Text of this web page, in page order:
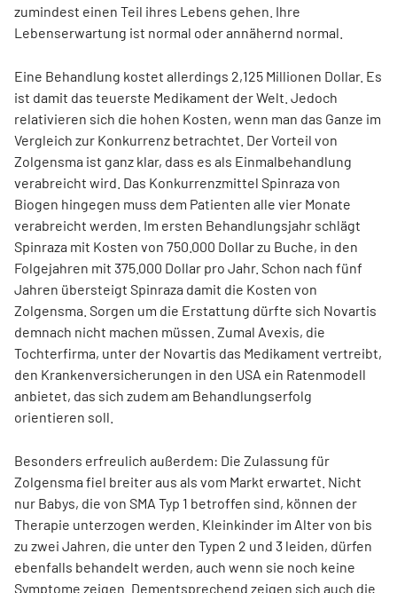
zumindest einen Teil ihres Lebens gehen. Ihre
Lebenserwartung ist normal oder annähernd normal.
Eine Behandlung kostet allerdings 2,125 Millionen Dollar. Es
ist damit das teuerste Medikament der Welt. Jedoch
relativieren sich die hohen Kosten, wenn man das Ganze im
Vergleich zur Konkurrenz betrachtet. Der Vorteil von
Zolgensma ist ganz klar, dass es als Einmalbehandlung
verabreicht wird. Das Konkurrenzmittel Spinraza von
Biogen hingegen muss dem Patienten alle vier Monate
verabreicht werden. Im ersten Behandlungsjahr schlägt
Spinraza mit Kosten von 750.000 Dollar zu Buche, in den
Folgejahren mit 375.000 Dollar pro Jahr. Schon nach fünf
Jahren übersteigt Spinraza damit die Kosten von
Zolgensma. Sorgen um die Erstattung dürfte sich Novartis
demnach nicht machen müssen. Zumal Avexis, die
Tochterfirma, unter der Novartis das Medikament vertreibt,
den Krankenversicherungen in den USA ein Ratenmodell
anbietet, das sich zudem am Be­hand­lungserfolg
orientieren soll.
Besonders erfreulich außerdem: Die Zulassung für
Zolgensma fiel breiter aus als vom Markt erwartet. Nicht
nur Babys, die von SMA Typ 1 betroffen sind, können der
Therapie unterzogen werden. Kleinkinder im Alter von bis
zu zwei Jahren, die unter den Typen 2 und 3 leiden, dürfen
ebenfalls behandelt werden, auch wenn sie noch keine
Symptome zeigen. Dementsprechend zeigen sich auch die